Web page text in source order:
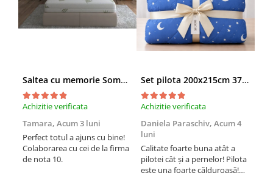
Saltea cu memorie SomnART XXL Memory Plus 160x190, înălțime 25cm, pentru persoane supraponderale, husă Aloe Vera detașabilă, rulată, fermitate mare
Achizitie verificata
Tamara, Acum 3 luni
Perfect totul a ajuns cu bine!
Colaborarea cu cei de la firma
de nota 10.
Set pilota 200x215cm 370g cu 2 perne 50x70,albastru- PLT36
Achizitie verificata
Daniela Paraschiv, Acum 4
luni
Calitate foarte buna atât a
pilotei cât și a pernelor! Pilota
este una foarte călduroasă!